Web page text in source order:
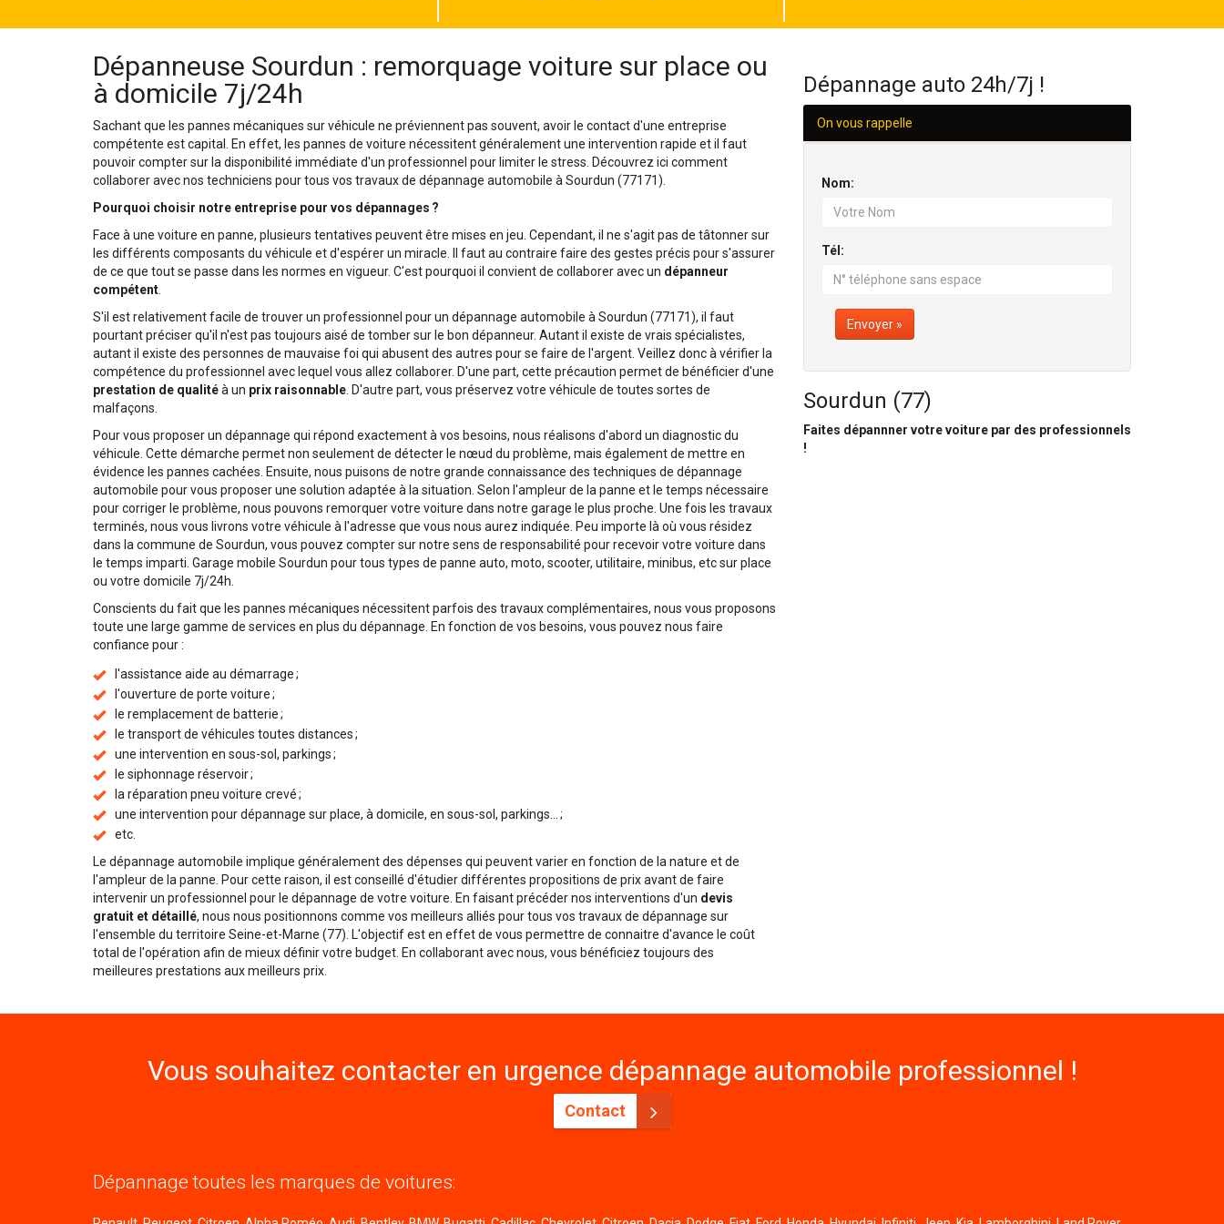
H/24
Dépanneuse Sourdun : remorquage voiture sur place ou
à domicile 7j/24h
Sachant que les pannes mécaniques sur véhicule ne préviennent pas souvent, avoir le contact d'une entreprise
compétente est capital. En effet, les pannes de voiture nécessitent généralement une intervention rapide et il faut
pouvoir compter sur la disponibilité immédiate d'un professionnel pour limiter le stress. Découvrez ici comment
collaborer avec nos techniciens pour tous vos travaux de dépannage automobile à Sourdun (77171).
Pourquoi choisir notre entreprise pour vos dépannages ?
Face à une voiture en panne, plusieurs tentatives peuvent être mises en jeu. Cependant, il ne s'agit pas de tâtonner sur
les différents composants du véhicule et d'espérer un miracle. Il faut au contraire faire des gestes précis pour s'assurer
de ce que tout se passe dans les normes en vigueur. C'est pourquoi il convient de collaborer avec un dépanneur
compétent
S'il est relativement facile de trouver un professionnel pour un dépannage automobile à Sourdun (77171), il faut
pourtant préciser qu'il n'est pas toujours aisé de tomber sur le bon dépanneur. Autant il existe de vrais spécialistes,
autant il existe des personnes de mauvaise foi qui abusent des autres pour se faire de l'argent. Veillez donc à vérifier la
compétence du professionnel avec lequel vous allez collaborer. D'une part, cette précaution permet de bénéficier d'une
prestation de qualitéà un prix raisonnable . D'autre part, vous préservez votre véhicule de toutes sortes de
malfaçons.
Pour vous proposer un dépannage qui répond exactement à vos besoins, nous réalisons d'abord un diagnostic du
véhicule. Cette démarche permet non seulement de détecter le nœud du problème, mais également de mettre en
évidence les pannes cachées. Ensuite, nous puisons de notre grande connaissance des techniques de dépannage
automobile pour vous proposer une solution adaptée à la situation. Selon l'ampleur de la panne et le temps nécessaire
pour corriger le problème, nous pouvons remorquer votre voiture dans notre garage le plus proche. Une fois les travaux
terminés, nous vous livrons votre véhicule à l'adresse que vous nous aurez indiquée. Peu importe là où vous résidez
dans la commune de Sourdun, vous pouvez compter sur notre sens de responsabilité pour recevoir votre voiture dans
le temps imparti. Garage mobile Sourdun pour tous types de panne auto, moto, scooter, utilitaire, minibus, etc sur place
ou votre domicile 7j/24h.
Conscients du fait que les pannes mécaniques nécessitent parfois des travaux complémentaires, nous vous proposons
toute une large gamme de services en plus du dépannage. En fonction de vos besoins, vous pouvez nous faire
confiance pour :
l'assistance aide au démarrage ;
l'ouverture de porte voiture ;
le remplacement de batterie ;
le transport de véhicules toutes distances ;
une intervention en sous-sol, parkings ;
le siphonnage réservoir ;
la réparation pneu voiture crevé ;
une intervention pour dépannage sur place, à domicile, en sous-sol, parkings... ;
etc.
Le dépannage automobile implique généralement des dépenses qui peuvent varier en fonction de la nature et de
l'ampleur de la panne. Pour cette raison, il est conseillé d'étudier différentes propositions de prix avant de faire
intervenir un professionnel pour le dépannage de votre voiture. En faisant précéder nos interventions d'un devis
gratuit et détaillé, nous nous positionnons comme vos meilleurs alliés pour tous vos travaux de dépannage sur
l'ensemble du territoire Seine-et-Marne (77). L'objectif est en effet de vous permettre de connaitre d'avance le coût
total de l'opération afin de mieux définir votre budget. En collaborant avec nous, vous bénéficiez toujours des
meilleures prestations aux meilleurs prix.
Dépannage auto 24h/7j !
On vous rappelle
Nom:
Tél:
Envoyer »
Sourdun (77)
Faites dépannner votre voiture par des professionnels
!
Vous souhaitez contacter en urgence dépannage automobile professionnel !
Contact
Dépannage toutes les marques de voitures: